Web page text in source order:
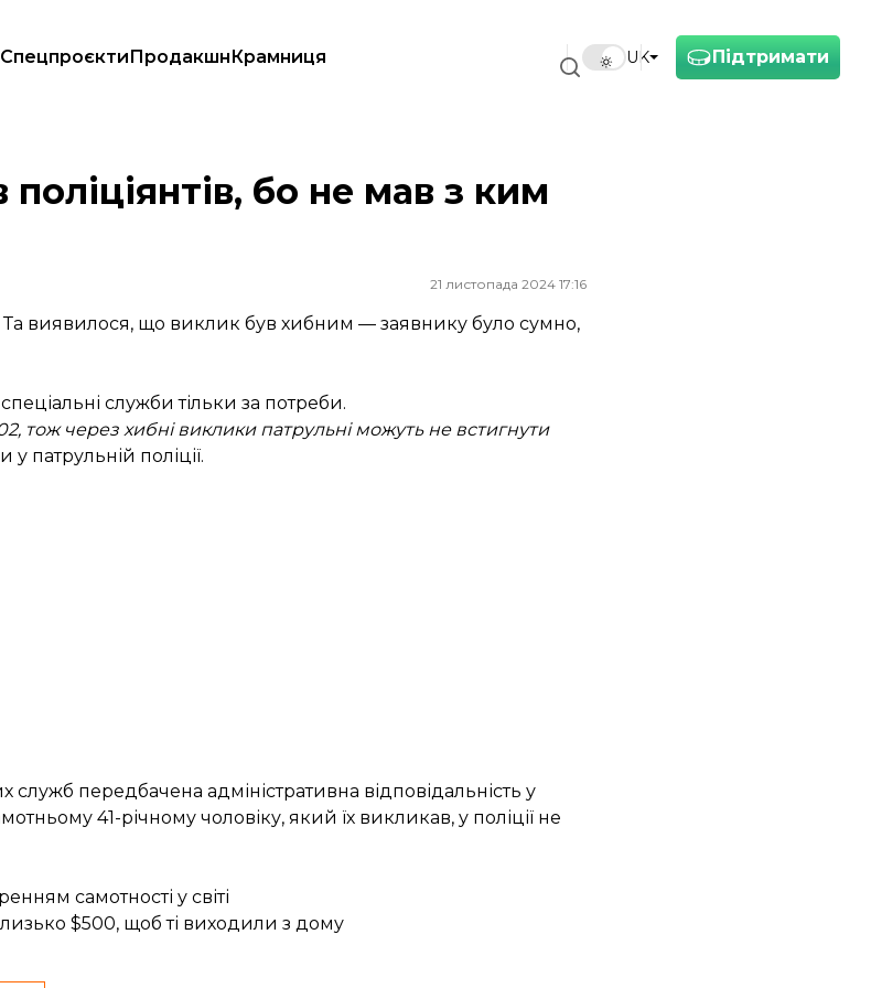
Підтримати
UK
СпецпроєктиПродакшнКрамниця
бо не мав з ким
21 листопада 2024 17:16
Та виявилося, що виклик був хибним — заявнику було сумно,
служби тільки за потреби.
тож через хибні виклики патрульні можуть не встигнути
у патрульній поліції.
передбачена адміністративна відповідальність у
41-річному чоловіку, який їх викликав, у поліції не
самотності у світі
$500, щоб ті виходили з дому